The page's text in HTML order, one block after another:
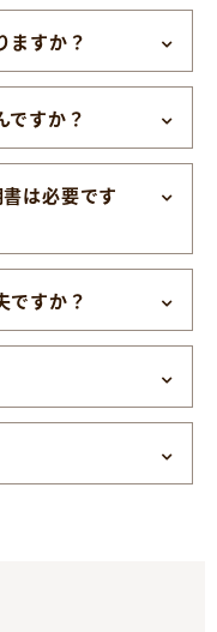
ますか？
ですか？
は必要です
ですか？